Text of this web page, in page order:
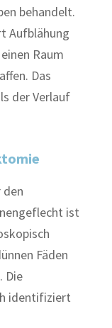
behandelt.
Aufblähung
Raum
Das
der Verlauf
den
ist
Fäden
Die
identifiziert